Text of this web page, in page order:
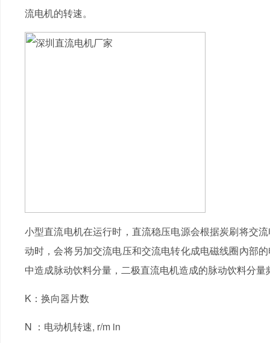
流电机的转速。
小型直流电机在运行时，直流稳压电源会根据炭刷将交
动时，会将另加交流电压和交流电转化成电磁线圈內部
中造成脉动饮料分量，二极直流电机造成的脉动饮料分量
K：换向器片数
N ：电动机转速, r/m in